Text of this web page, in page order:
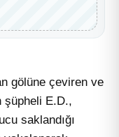
gölüne çeviren ve
şüpheli E.D.,
saklandığı